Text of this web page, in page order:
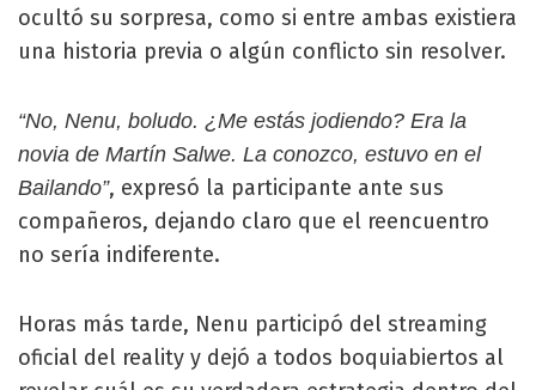
ocultó su sorpresa, como si entre ambas existiera
una historia previa o algún conflicto sin resolver.
“No, Nenu, boludo. ¿Me estás jodiendo? Era la
novia de Martín Salwe. La conozco, estuvo en el
Bailando”, expresó la participante ante sus
compañeros, dejando claro que el reencuentro
no sería indiferente.
Horas más tarde, Nenu participó del streaming
oficial del reality y dejó a todos boquiabiertos al